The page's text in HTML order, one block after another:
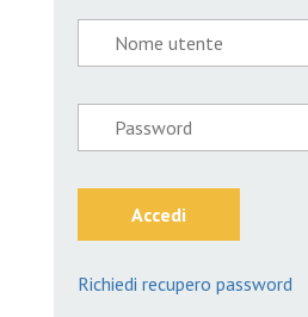
Accedi
Richiedi recupero password